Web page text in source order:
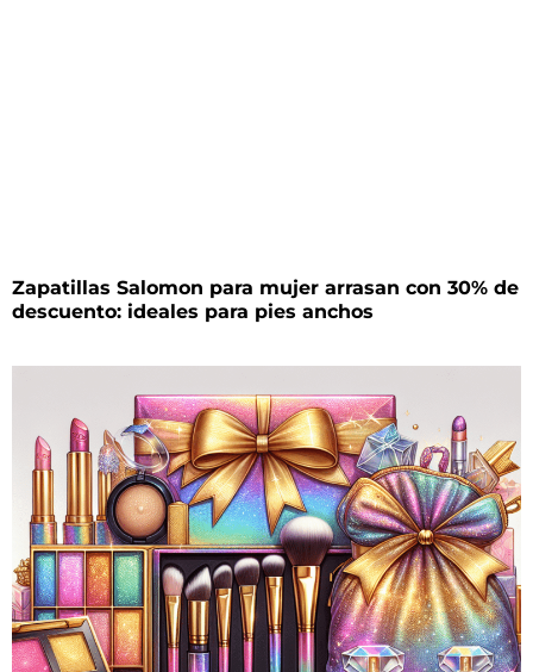
Zapatillas Salomon para mujer arrasan con 30% de
descuento: ideales para pies anchos